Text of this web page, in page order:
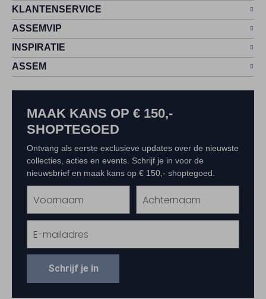
KLANTENSERVICE
ASSEMVIP
INSPIRATIE
ASSEM
MAAK KANS OP € 150,-
SHOPTEGOED
Ontvang als eerste exclusieve updates over de nieuwste
collecties, acties en events. Schrijf je in voor de
nieuwsbrief en maak kans op € 150,- shoptegoed.
Schrijf je in